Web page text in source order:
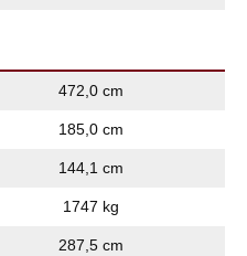
472,0 cm
185,0 cm
144,1 cm
1747 kg
287,5 cm